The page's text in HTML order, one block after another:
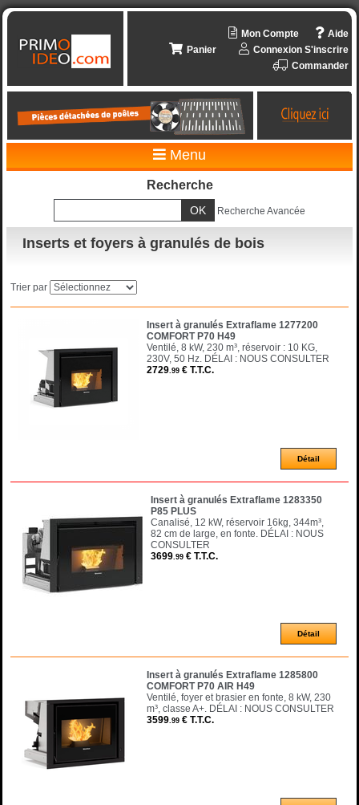
Aide
Mon Compte
Connexion S'inscrire
Panier
Commander
Menu
Recherche
Recherche Avancée
Inserts et foyers à granulés de bois
Trier par
Insert à granulés Extraflame 1277200
COMFORT P70 H49
Ventilé, 8 kW, 230 m³, réservoir : 10 KG,
230V, 50 Hz. DÉLAI : NOUS CONSULTER
2729 .99 € T.T.C.
Insert à granulés Extraflame 1283350
P85 PLUS
Canalisé, 12 kW, réservoir 16kg, 344m³,
82 cm de large, en fonte. DÉLAI : NOUS
CONSULTER
3699 .99 € T.T.C.
Insert à granulés Extraflame 1285800
COMFORT P70 AIR H49
Ventilé, foyer et brasier en fonte, 8 kW, 230
m³, classe A+. DÉLAI : NOUS CONSULTER
3599 .99 € T.T.C.